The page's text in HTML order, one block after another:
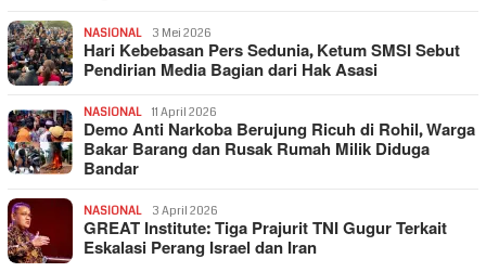
NASIONAL 3 Mei 2026
Hari Kebebasan Pers Sedunia, Ketum SMSI Sebut
Pendirian Media Bagian dari Hak Asasi
NASIONAL 11 April 2026
Demo Anti Narkoba Berujung Ricuh di Rohil, Warga
Bakar Barang dan Rusak Rumah Milik Diduga
Bandar
NASIONAL 3 April 2026
GREAT Institute: Tiga Prajurit TNI Gugur Terkait
Eskalasi Perang Israel dan Iran